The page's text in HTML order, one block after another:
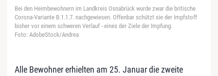
Bei den Heimbewohnern im Landkreis Osnabrück wurde zwar die britische
Corona-Variante B.1.1.7. nachgewiesen. Offenbar schützt sie der Impfstoff
bisher vor einem schweren Verlauf - eines der Ziele der Impfung.
Foto: AdobeStock/Andrea
Alle Bewohner erhielten am 25. Januar die zweite